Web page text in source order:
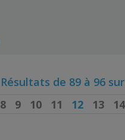
Résultats de 89 à 96
8 9 10 11 12 13 14